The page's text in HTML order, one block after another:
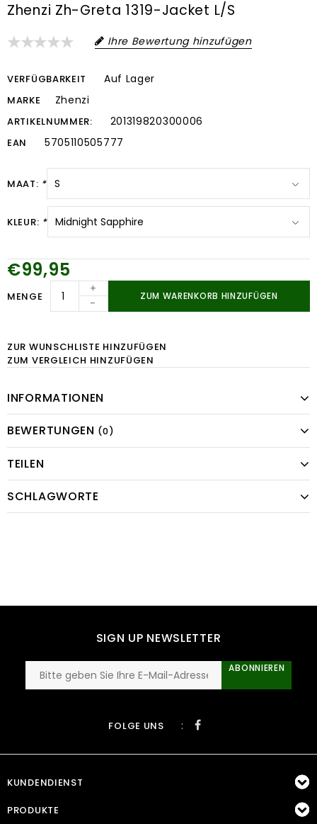
Zhenzi Zh-Greta 1319-Jacket L/S
Ihre Bewertung hinzufügen
VERFÜGBARKEIT Auf Lager
MARKE Zhenzi
ARTIKELNUMMER: 201319820300006
EAN 5705110505777
MAAT: *
KLEUR: *
€99,95
MENGE
+
-
ZUM WARENKORB HINZUFÜGEN
ZUR WUNSCHLISTE HINZUFÜGEN
ZUM VERGLEICH HINZUFÜGEN
INFORMATIONEN
BEWERTUNGEN (0)
TEILEN
SCHLAGWORTE
SIGN UP NEWSLETTER
ABONNIEREN
FOLGE UNS :
KUNDENDIENST
PRODUKTE